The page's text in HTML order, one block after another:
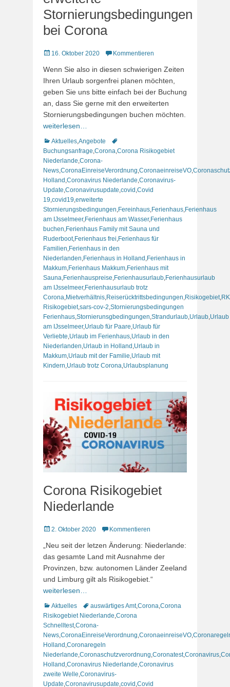
Stornierungsbedingungen
bei Corona
Veröffentlicht
16. Oktober 2020 Kommentieren
Wenn Sie also in diesen schwierigen Zeiten
Ihren Urlaub sorgenfrei planen möchten,
geben Sie uns bitte einfach bei der Buchung
an, dass Sie gerne mit den erweiterten
Stornierungsbedingungen buchen möchten.
weiterlesen…
Kategorien
Aktuelles Angebote
Schlagworte
Buchungsanfrage Corona Corona Risikogebiet
Niederlande Corona-
News CoronaEinreiseVerordnung CoronaeinreiseVO
Holland Coronavirus Niederlande Coronavirus-
Update Coronavirusupdate covid Covid
19 covid19 erweiterte
Stornierungsbedingungen Fereinhaus Ferienhaus Ferienhaus
am IJsselmeer, Ferienhaus am Wasser, Ferienhaus
buchen Ferienhaus Family mit Sauna und
Ruderboot, Ferienhaus frei Ferienhaus für
Familien Ferienhaus in den
Niederlanden Ferienhaus in Holland Ferienhaus in
Makkum Ferienhaus Makkum Ferienhaus mit
Sauna Ferienhauspreise Ferienhausurlaub Ferienhausurlaub
am IJsselmeer, Ferienhausurlaub trotz
Corona Mietverhältnis Reiserücktrittsbedingungen Risikogebiet
Risikogebiet,sars-cov-2 Stornierungsbedingungen
Ferienhaus Stornierunsgbedingungen Strandurlaub Urlaub Urlaub
am IJsselmeer, Urlaub für Paare Urlaub für
Verliebte Urlaub im Ferienhaus Urlaub in den
Niederlanden Urlaub in Holland Urlaub in
Makkum Urlaub mit der Familie Urlaub mit
Kindern Urlaub trotz Corona Urlaubsplanung
Corona Risikogebiet
Niederlande
Veröffentlicht
2. Oktober 2020 Kommentieren
„Neu seit der letzen Änderung: Niederlande:
das gesamte Land mit Ausnahme der
Provinzen, bzw. autonomen Länder Zeeland
und Limburg gilt als Risikogebiet.“
weiterlesen…
Kategorien
Aktuelles Schlagworte
auswärtiges Amt,Corona,Corona
Risikogebiet Niederlande,Corona
Schnelltest,Corona-
News,CoronaEinreiseVerordnung,CoronaeinreiseVO,
Holland ,Coronaregeln
Niederlande,Coronaschutzverordnung,Coronatest,Coronavirus,
Holland ,Coronavirus Niederlande,Coronavirus
zweite Welle,Coronavirus-
Update,Coronavirusupdate,covid ,Covid